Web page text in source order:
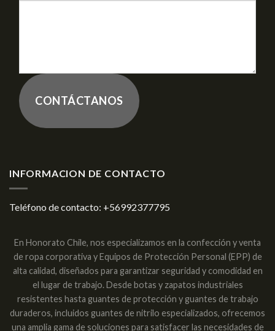
CONTÁCTANOS
INFORMACION DE CONTACTO
Teléfono de contacto: +56992377795
En Honorato Chile, nos especializamos en la confección y venta
de ropa corporativa y Equipos de Protección Personal (EPP) de
alta calidad, diseñados para garantizar seguridad y comodidad en
el lugar de trabajo. Desde botas y zapatos industriales
resistentes hasta guantes de protección y guantes de trabajo
duraderos, incluidos guantes de nitrilo especializados, ofrecemos
una amplia gama de soluciones para satisfacer las necesidades de